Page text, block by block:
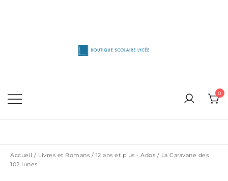
0
Accueil / Livres et Romans / 12 ans et plus - Ados / La Caravane des
102 lunes